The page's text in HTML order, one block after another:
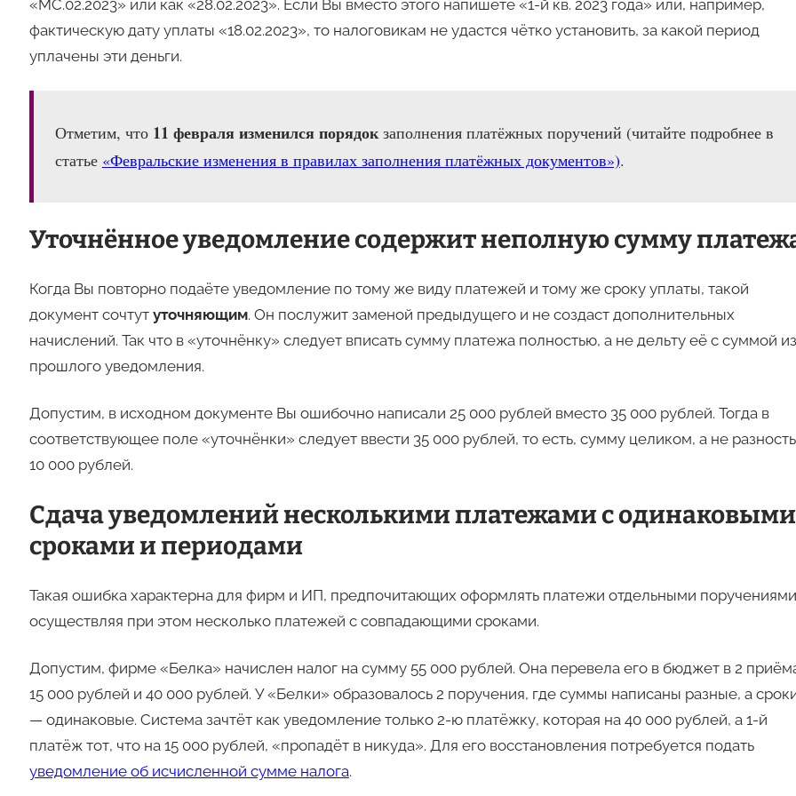
«МС.02.2023» или как «28.02.2023». Если Вы вместо этого напишете «1-й кв. 2023 года» или, например,
фактическую дату уплаты «18.02.2023», то налоговикам не удастся чётко установить, за какой период
уплачены эти деньги.
Отметим, что 11 февраля изменился порядок заполнения платёжных поручений (читайте подробнее в
статье «Февральские изменения в правилах заполнения платёжных документов»).
Уточнённое уведомление содержит неполную сумму
Когда Вы повторно подаёте уведомление по тому же виду платежей и тому же сроку уплаты, такой
документ сочтут уточняющим. Он послужит заменой предыдущего и не создаст дополнительных
начислений. Так что в «уточнёнку» следует вписать сумму платежа полностью, а не дельту её с суммой из
прошлого уведомления.
Допустим, в исходном документе Вы ошибочно написали 25 000 рублей вместо 35 000 рублей. Тогда в
соответствующее поле «уточнёнки» следует ввести 35 000 рублей, то есть, сумму целиком, а не
10 000 рублей.
Сдача уведомлений несколькими платежами с одинаковыми
сроками и периодами
Такая ошибка характерна для фирм и ИП, предпочитающих оформлять платежи отдельными
осуществляя при этом несколько платежей с совпадающими сроками.
Допустим, фирме «Белка» начислен налог на сумму 55 000 рублей. Она перевела его в бюджет в 2
15 000 рублей и 40 000 рублей. У «Белки» образовалось 2 поручения, где суммы написаны разные, а
— одинаковые. Система зачтёт как уведомление только 2-ю платёжку, которая на 40 000 рублей, а 1-й
платёж тот, что на 15 000 рублей, «пропадёт в никуда». Для его восстановления потребуется подать
уведомление об исчисленной сумме налога.